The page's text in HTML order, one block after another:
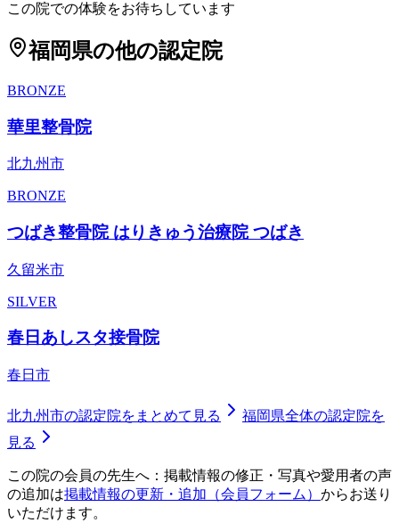
この院での体験をお待ちしています
福岡県の他の認定院
BRONZE
華里整骨院
北九州市
BRONZE
つばき整骨院 はりきゅう治療院 つばき
久留米市
SILVER
春日あしスタ接骨院
春日市
北九州市の認定院をまとめて見る 福岡県全体の認定院を
見る
この院の会員の先生へ：掲載情報の修正・写真や愛用者の声
の追加は掲載情報の更新・追加（会員フォーム） からお送り
いただけます。